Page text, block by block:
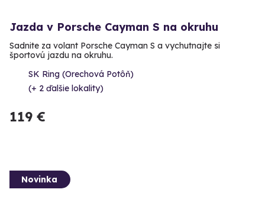
Jazda v Porsche Cayman S na okruhu
Sadnite za volant Porsche Cayman S a vychutnajte si
športovú jazdu na okruhu.
SK Ring (Orechová Potôň)
(+ 2 ďalšie lokality)
119 €
Novinka